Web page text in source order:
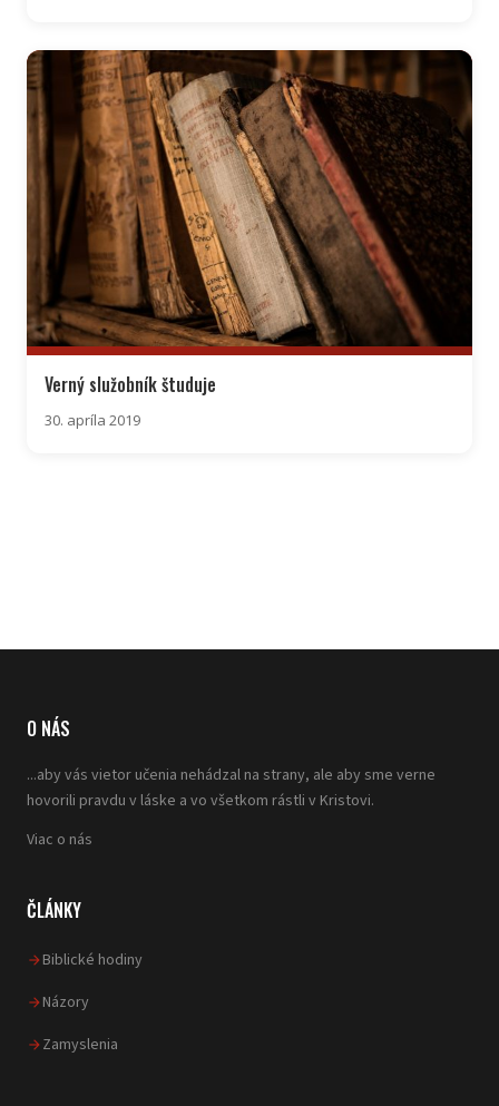
Verný služobník študuje
30. apríla 2019
O NÁS
...aby vás vietor učenia nehádzal na strany, ale aby sme verne
hovorili pravdu v láske a vo všetkom rástli v Kristovi.
Viac o nás
ČLÁNKY
Biblické hodiny
Názory
Zamyslenia